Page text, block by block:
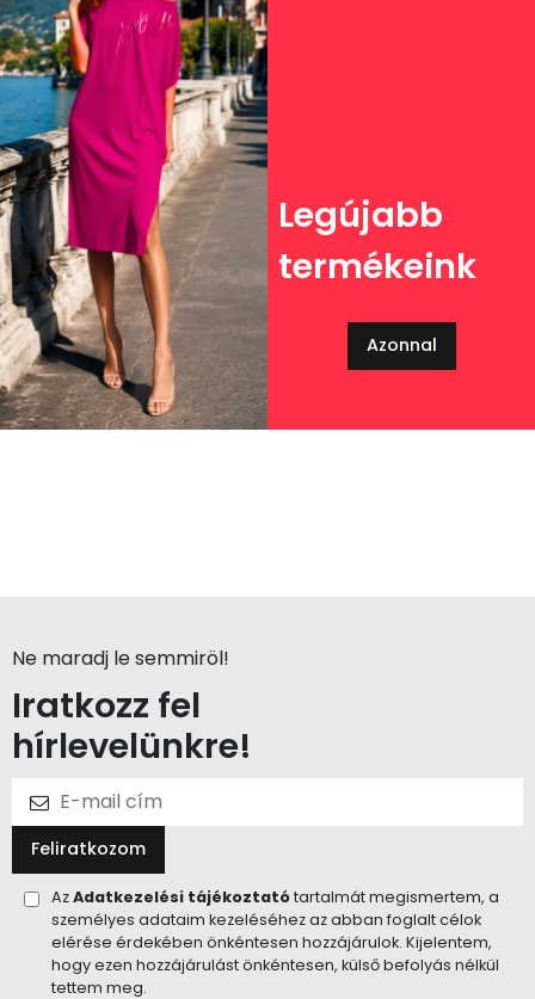
Legújabb
termékeink
Azonnal
Ne maradj le semmiröl!
Iratkozz fel
hírlevelünkre!
Feliratkozom
AzAdatkezelési tájékoztatótartalmát megismertem, a
személyes adataim kezeléséhez az abban foglalt célok
elérése érdekében önkéntesen hozzájárulok. Kijelentem,
hogy ezen hozzájárulást önkéntesen, külső befolyás nélkül
tettem meg.